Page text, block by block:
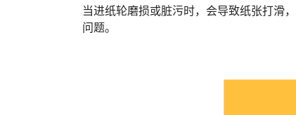
当进纸轮磨损或脏污时，会导致纸张打滑
问题。